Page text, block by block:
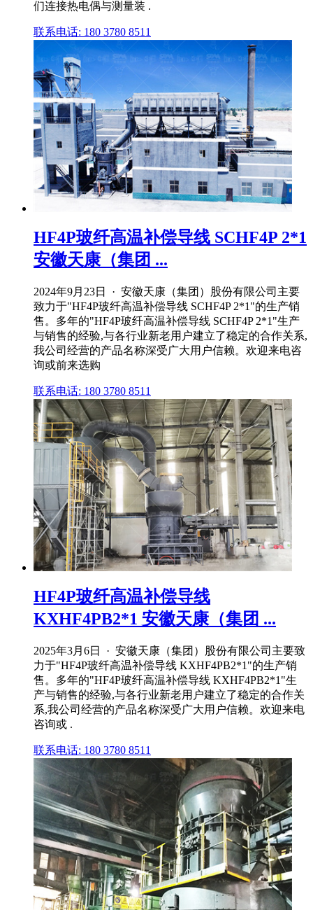
们连接热电偶与测量装 .
联系电话: 180 3780 8511
HF4P玻纤高温补偿导线 SCHF4P 2*1
安徽天康（集团 ...
2024年9月23日 · 安徽天康（集团）股份有限公司主要
致力于"HF4P玻纤高温补偿导线 SCHF4P 2*1"的生产销
售。多年的"HF4P玻纤高温补偿导线 SCHF4P 2*1"生产
与销售的经验,与各行业新老用户建立了稳定的合作关系,
我公司经营的产品名称深受广大用户信赖。欢迎来电咨
询或前来选购
联系电话: 180 3780 8511
HF4P玻纤高温补偿导线
KXHF4PB2*1 安徽天康（集团 ...
2025年3月6日 · 安徽天康（集团）股份有限公司主要致
力于"HF4P玻纤高温补偿导线 KXHF4PB2*1"的生产销
售。多年的"HF4P玻纤高温补偿导线 KXHF4PB2*1"生
产与销售的经验,与各行业新老用户建立了稳定的合作关
系,我公司经营的产品名称深受广大用户信赖。欢迎来电
咨询或 .
联系电话: 180 3780 8511